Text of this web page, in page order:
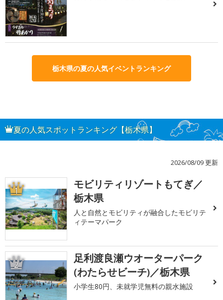
栃木県の夏の人気イベントランキング
夏の人気スポットランキング【栃木県】
2026/08/09 更新
1
モビリティリゾートもてぎ／
栃木県
人と自然とモビリティが融合したモビリテ
ィテーマパーク
2
足利渡良瀬ウオーターパーク
(わたらせビーチ)／栃木県
小学生80円、未就学児無料の親水施設